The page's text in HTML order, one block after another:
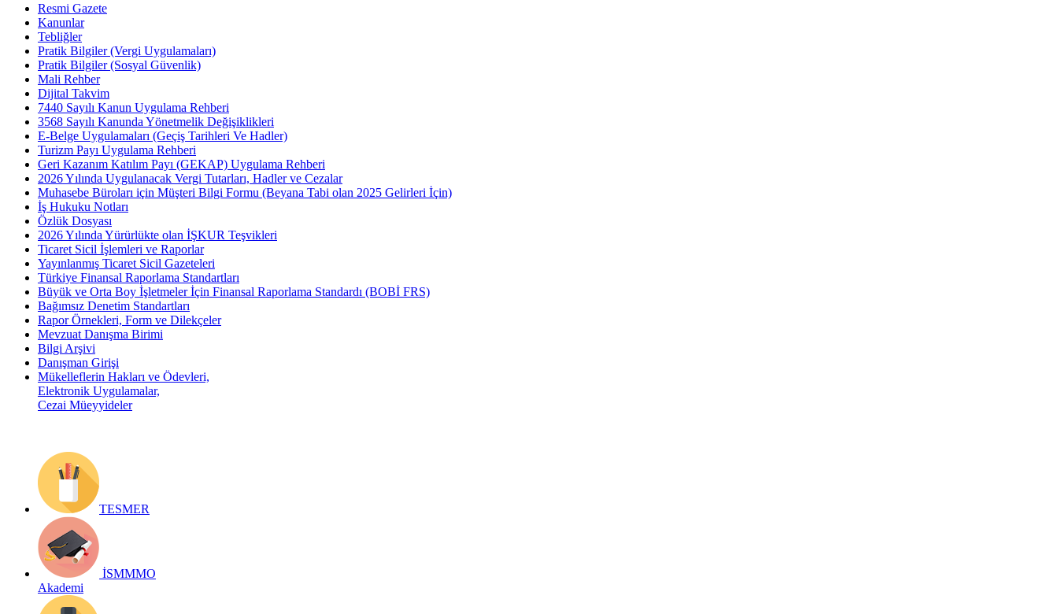
Resmi Gazete
Kanunlar
Tebliğler
Pratik Bilgiler (Vergi Uygulamaları)
Pratik Bilgiler (Sosyal Güvenlik)
Mali Rehber
Dijital Takvim
7440 Sayılı Kanun Uygulama Rehberi
3568 Sayılı Kanunda Yönetmelik Değişiklikleri
E-Belge Uygulamaları (Geçiş Tarihleri Ve Hadler)
Turizm Payı Uygulama Rehberi
Geri Kazanım Katılım Payı (GEKAP) Uygulama Rehberi
2026 Yılında Uygulanacak Vergi Tutarları, Hadler ve Cezalar
Muhasebe Büroları için Müşteri Bilgi Formu (Beyana Tabi olan 2025 Gelirleri İçin)
İş Hukuku Notları
Özlük Dosyası
2026 Yılında Yürürlükte olan İŞKUR Teşvikleri
Ticaret Sicil İşlemleri ve Raporlar
Yayınlanmış Ticaret Sicil Gazeteleri
Türkiye Finansal Raporlama Standartları
Büyük ve Orta Boy İşletmeler İçin Finansal Raporlama Standardı (BOBİ FRS)
Bağımsız Denetim Standartları
Rapor Örnekleri, Form ve Dilekçeler
Mevzuat Danışma Birimi
Bilgi Arşivi
Danışman Girişi
Mükelleflerin Hakları ve Ödevleri,
Elektronik Uygulamalar,
Cezai Müeyyideler
TESMER
İSMMMO
Akademi